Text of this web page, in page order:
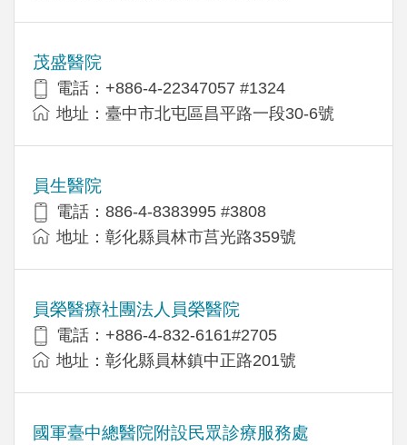
茂盛醫院
電話：+886-4-22347057 #1324
地址：臺中市北屯區昌平路一段30-6號
員生醫院
電話：886-4-8383995 #3808
地址：彰化縣員林市莒光路359號
員榮醫療社團法人員榮醫院
電話：+886-4-832-6161#2705
地址：彰化縣員林鎮中正路201號
國軍臺中總醫院附設民眾診療服務處